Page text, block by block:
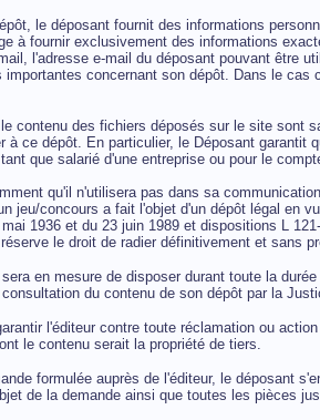
le déposant fournit des informations
à fournir exclusivement des informations
l'adresse e-mail du déposant pouvant être
importantes concernant son dépôt. Dans le
contenu des fichiers déposés sur le site sont
à ce dépôt. En particulier, le Déposant garantit
que salarié d'une entreprise ou pour le
qu'il n'utilisera pas dans sa
jeu/concours a fait l'objet d'un dépôt légal en
1936 et du 23 juin 1989 et dispositions L
le droit de radier définitivement et sans
en mesure de disposer durant toute la
du contenu de son dépôt par la
l'éditeur contre toute réclamation ou
le contenu serait la propriété de tiers.
formulée auprès de l'éditeur, le déposant
de la demande ainsi que toutes les pièces